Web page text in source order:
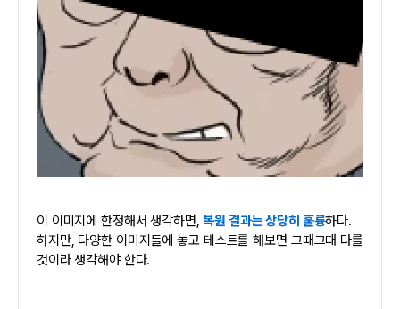
이 이미지에 한정해서 생각하면,복원 결과는 상당히 훌륭하다.
하지만, 다양한 이미지들에 놓고 테스트를 해보면 그때그때 다를
것이라 생각해야 한다.